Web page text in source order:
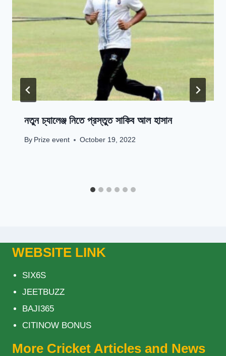
নতুন চ্যালেঞ্জ নিতে প্রস্তুত সাকিব আল হাসান
By Prize event October 19, 2022
WEBSITE LINK
SIX6S
JEETBUZZ
BAJI365
CITINOW BONUS
More Cricket Articles and News